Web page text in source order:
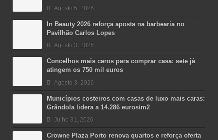
Agosto 5, 2026
In Beauty 2026 reforça aposta na barbearia no
Pavilhão Carlos Lopes
Agosto 3, 2026
Concelhos mais caros para comprar casa: sete já
atingem os 750 mil euros
Agosto 3, 2026
Municípios costeiros com casas de luxo mais caras:
Grândola lidera a 14.286 euros/m2
Julho 31, 2026
Crowne Plaza Porto renova quartos e reforça oferta